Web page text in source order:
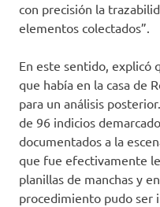
con precisión la
elementos colectados”.
En este sentido, explicó
que había en la casa de
para un análisis
de 96 indicios
documentados a la
que fue efectivamente
planillas de manchas y
procedimiento pudo ser